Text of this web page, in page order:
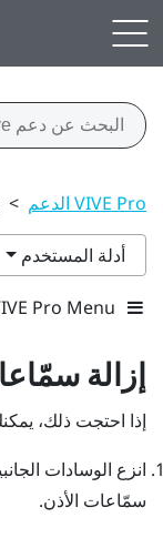
VIVE Pro الدعم >
أدلة المستخدم
Pro Menu
إزالة
إذا احتجت ذلك،
انزع الوسادات
سمّاعات الأذن.